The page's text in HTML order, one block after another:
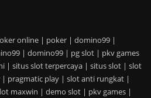
online | poker | domino99 |
| domino99 | pg slot | pkv games
| situs slot terpercaya | situs slot | slot
| pragmatic play | slot anti rungkat |
maxwin | demo slot | pkv games |